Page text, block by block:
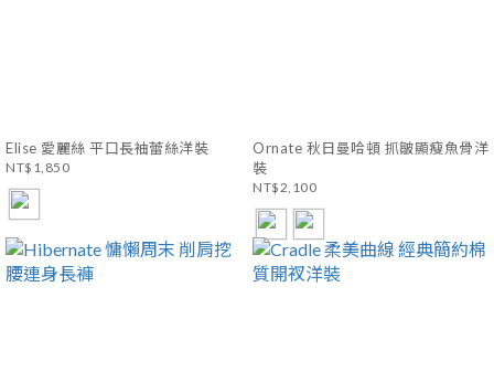
Elise 愛麗絲 平口長袖蕾絲洋裝
NT$1,850
Ornate 秋日曼哈頓 抓皺顯瘦魚骨洋
裝
NT$2,100